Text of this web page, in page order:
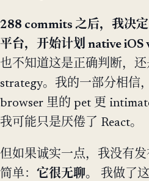
288 commits 之后，我决
平台，开始计划 native iOS
也不知道这是正确判断，
strategy。我的一部分相信
browser 里的 pet 更
我可能只是厌倦了 React。
但如果诚实一点，我没有
简单： 它很无聊。
我做了